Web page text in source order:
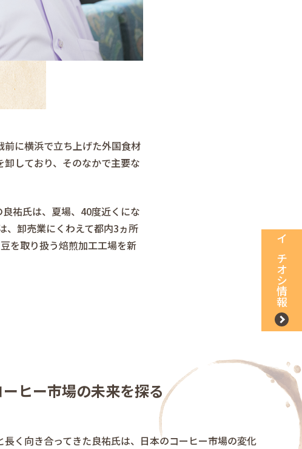
イチオシ情報
に横浜で立ち上げた外国食材
しており、そのなかで主要な
祐氏は、夏場、40度近くにな
、卸売業にくわえて都内3ヵ所
を取り扱う焙煎加工工場を新
ヒー市場の未来を探る
く向き合ってきた良祐氏は、日本のコーヒー市場の変化